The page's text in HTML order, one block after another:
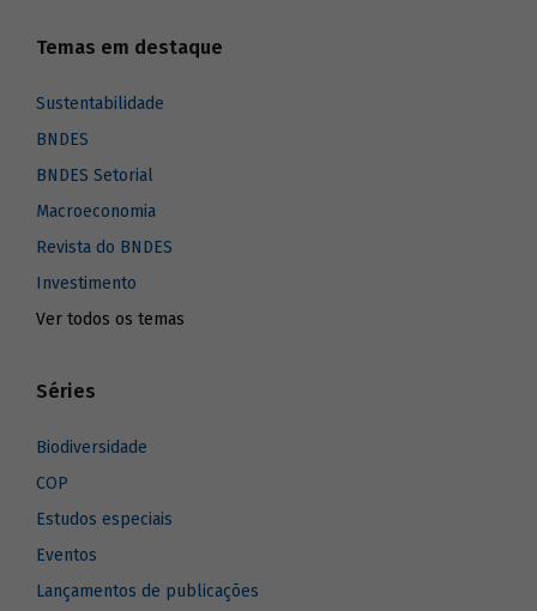
Temas em destaque
Sustentabilidade
BNDES
BNDES Setorial
Macroeconomia
Revista do BNDES
Investimento
Ver todos os temas
Séries
Biodiversidade
COP
Estudos especiais
Eventos
Lançamentos de publicações